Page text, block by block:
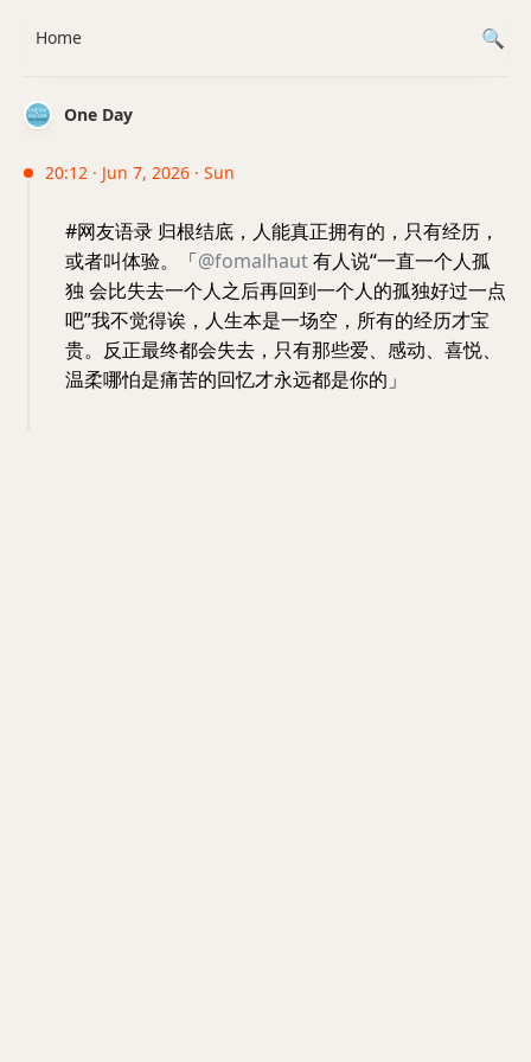
One Day
20:12 · Jun 7, 2026 · Sun
#网友语录 归根结底，人能真正拥有的，只有经历，
或者叫体验。「@fomalhaut有人说“一直一个人孤
独 会比失去一个人之后再回到一个人的孤独好过一点
吧”我不觉得诶，人生本是一场空，所有的经历才宝
贵。反正最终都会失去，只有那些爱、感动、喜悦、
温柔哪怕是痛苦的回忆才永远都是你的」
Home